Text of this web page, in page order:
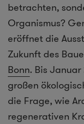
betrachten,
Organismus?
eröffnet die
Zukunft des
Bonn. Bis
großen
die Frage, wie
regenerativen